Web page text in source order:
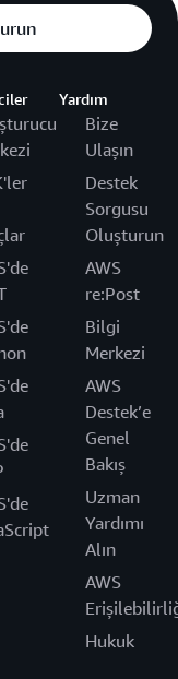
Yardım
Bize
Ulaşın
Destek
Sorgusu
Oluşturun
AWS
re:Post
Bilgi
Merkezi
AWS
Destek’e
Genel
Bakış
Uzman
Yardımı
Alın
AWS
Hukuk